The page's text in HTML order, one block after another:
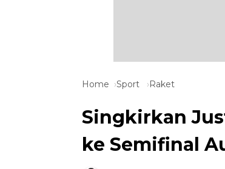
Home Sport Raket
Singkirkan
ke Semifinal